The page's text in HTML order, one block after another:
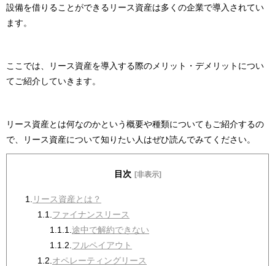
設備を借りることができるリース資産は多くの企業で導入されてい
ます。
ここでは、リース資産を導入する際のメリット・デメリットについ
てご紹介していきます。
リース資産とは何なのかという概要や種類についてもご紹介するの
で、リース資産について知りたい人はぜひ読んでみてください。
目次 [非表示]
1.
リース資産とは？
1.1. ファイナンスリース
1.1.1. 途中で解約できない
1.1.2. フルペイアウト
1.2. オペレーティングリース